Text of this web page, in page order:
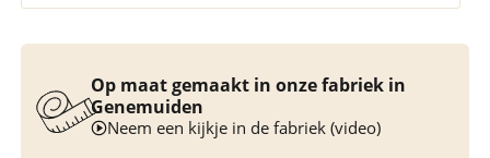
Op maat gemaakt in onze fabriek in
Genemuiden
Neem een kijkje in de fabriek (video)